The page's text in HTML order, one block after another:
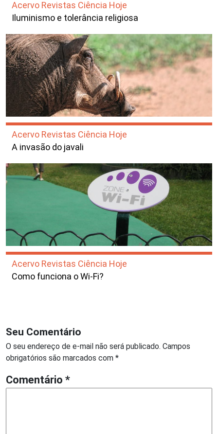
Acervo Revistas Ciência Hoje
Iluminismo e tolerância religiosa
Acervo Revistas Ciência Hoje
A invasão do javali
Acervo Revistas Ciência Hoje
Como funciona o Wi-Fi?
Seu Comentário
O seu endereço de e-mail não será publicado. Campos
obrigatórios são marcados com *
Comentário *